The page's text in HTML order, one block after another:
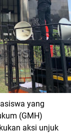
yang
(GMH)
aksi unjuk